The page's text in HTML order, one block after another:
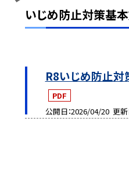
いじめ防止対策基
R8いじめ防止対
PDF
公開日 2026/04/20 更